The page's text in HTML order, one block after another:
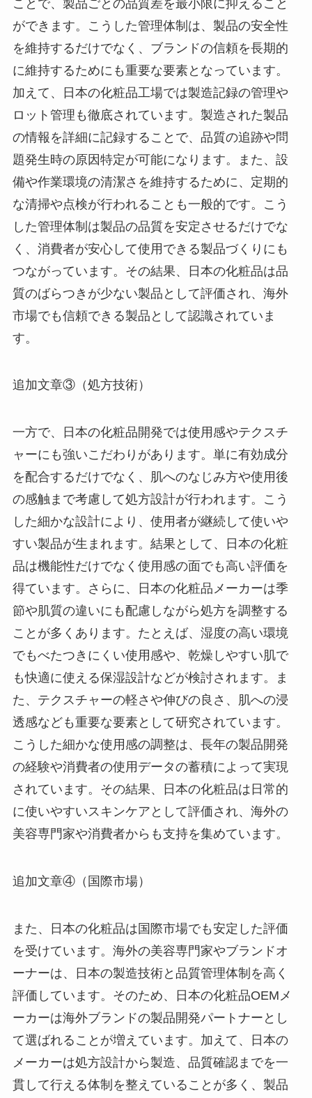
ことで、製品ごとの品質差を最小限に抑えること
ができます。こうした管理体制は、製品の安全性
を維持するだけでなく、ブランドの信頼を長期的
に維持するためにも重要な要素となっています。
加えて、日本の化粧品工場では製造記録の管理や
ロット管理も徹底されています。製造された製品
の情報を詳細に記録することで、品質の追跡や問
題発生時の原因特定が可能になります。また、設
備や作業環境の清潔さを維持するために、定期的
な清掃や点検が行われることも一般的です。こう
した管理体制は製品の品質を安定させるだけでな
く、消費者が安心して使用できる製品づくりにも
つながっています。その結果、日本の化粧品は品
質のばらつきが少ない製品として評価され、海外
市場でも信頼できる製品として認識されていま
す。
追加文章③（処方技術）
一方で、日本の化粧品開発では使用感やテクスチ
ャーにも強いこだわりがあります。単に有効成分
を配合するだけでなく、肌へのなじみ方や使用後
の感触まで考慮して処方設計が行われます。こう
した細かな設計により、使用者が継続して使いや
すい製品が生まれます。結果として、日本の化粧
品は機能性だけでなく使用感の面でも高い評価を
得ています。さらに、日本の化粧品メーカーは季
節や肌質の違いにも配慮しながら処方を調整する
ことが多くあります。たとえば、湿度の高い環境
でもべたつきにくい使用感や、乾燥しやすい肌で
も快適に使える保湿設計などが検討されます。ま
た、テクスチャーの軽さや伸びの良さ、肌への浸
透感なども重要な要素として研究されています。
こうした細かな使用感の調整は、長年の製品開発
の経験や消費者の使用データの蓄積によって実現
されています。その結果、日本の化粧品は日常的
に使いやすいスキンケアとして評価され、海外の
美容専門家や消費者からも支持を集めています。
追加文章④（国際市場）
また、日本の化粧品は国際市場でも安定した評価
を受けています。海外の美容専門家やブランドオ
ーナーは、日本の製造技術と品質管理体制を高く
評価しています。そのため、日本の化粧品OEMメ
ーカーは海外ブランドの製品開発パートナーとし
て選ばれることが増えています。加えて、日本の
メーカーは処方設計から製造、品質確認までを一
貫して行える体制を整えていることが多く、製品